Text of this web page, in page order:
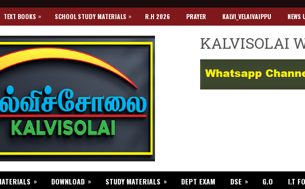
TEXT BOOKS » SCHOOL STUDY MATERIALS » R.H 2026 PRAYER KALVI_VELAIVAIPPU NEWS
KALVISOLAI
» DOWNLOAD » STUDY MATERIALS » DEPT EXAM DSE » G.O I.T